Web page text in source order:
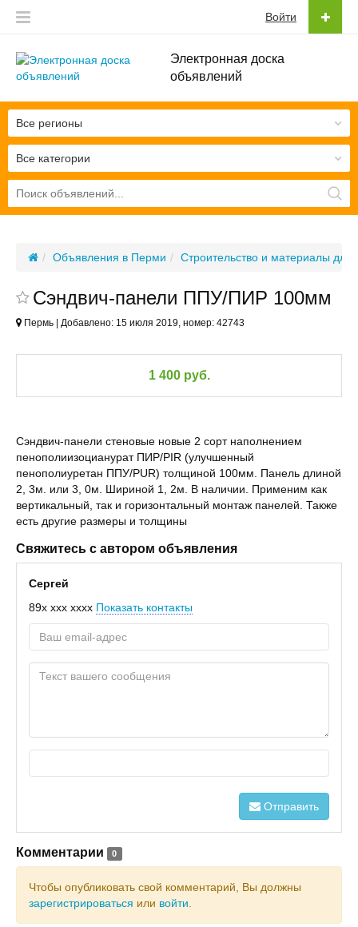
Электронная доска
объявлений
Войти
Все категории
Все регионы
Объявления в Перми Строительство и материалы для
Сэндвич-панели ППУ/ПИР 100мм
Пермь | Добавлено: 15 июля 2019, номер: 42743
1 400 руб.
Сэндвич-панели стеновые новые 2 сорт наполнением
пенополиизоцианурат ПИР/PIR (улучшенный
пенополиуретан ППУ/PUR) толщиной 100мм. Панель длиной
2, 3м. или 3, 0м. Шириной 1, 2м. В наличии. Применим как
вертикальный, так и горизонтальный монтаж панелей. Также
есть другие размеры и толщины
Свяжитесь с автором объявления
Сергей
89x xxx xxxx Показать контакты
Отправить
Комментарии 0
Чтобы опубликовать свой комментарий, Вы должны
зарегистрироваться или войти